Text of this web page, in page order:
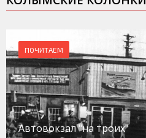
ПОЧИТАЕМ
Автовокзал "на троих"